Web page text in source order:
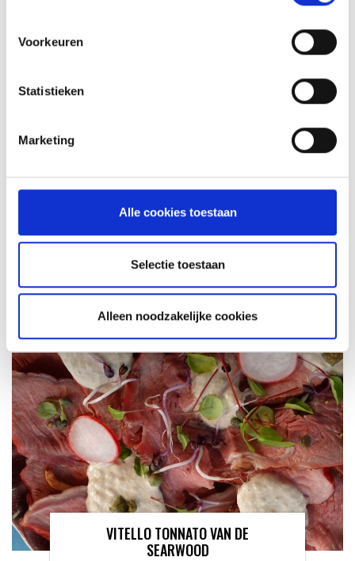
Voorkeuren
Statistieken
Marketing
Alle cookies toestaan
Selectie toestaan
Alleen noodzakelijke cookies
MEER INFORMATIE
KAISERSCHMARNN
RECEPT
VITELLO TONNATO VAN DE
SEARWOOD